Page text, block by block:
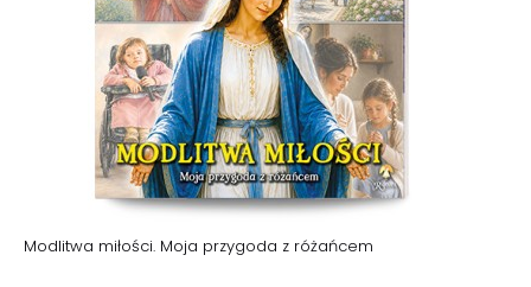
Modlitwa miłości. Moja przygoda z różańcem